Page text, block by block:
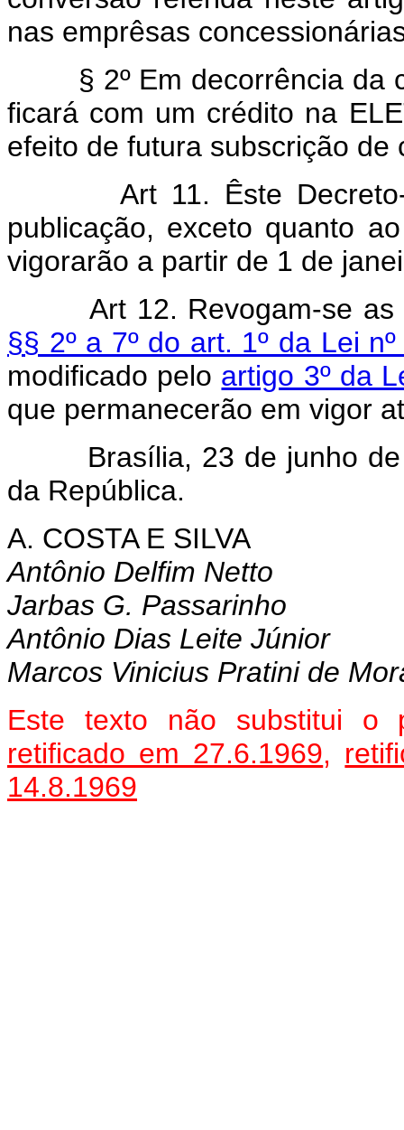
nas emprêsas
§ 2º Em decorrência da
ficará com um crédito na
efeito de futura subscrição de
Art 11. Êste
publicação, exceto quanto
vigorarão a partir de 1 de
Art 12. Revogam-se
§§ 2º a 7º do art. 1º da Lei
modificado pelo artigo 3º da
que permanecerão em vigor
Brasília, 23 de junho de
da República.
A. COSTA E SILVA
Antônio Delfim Netto
Jarbas G. Passarinho
Antônio Dias Leite Júnior
Marcos Vinicius Pratini de
Este texto não substitui o
retificado em 27.6.1969,
14.8.1969